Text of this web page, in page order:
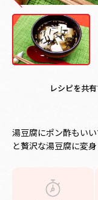
レシピを共
湯豆腐にポン酢もい
と贅沢な湯豆腐に変身